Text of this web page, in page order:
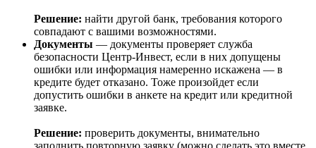
Решение: найти другой банк, требования которого
совпадают с вашими возможностями.
Документы — документы проверяет служба
безопасности Центр-Инвест, если в них допущены
ошибки или информация намеренно искажена — в
кредите будет отказано. Тоже произойдет если
допустить ошибки в анкете на кредит или кредитной
заявке.
Решение: проверить документы, внимательно
заполнить повторную заявку (можно сделать это вместе